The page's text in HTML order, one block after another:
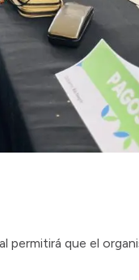
permitirá que el